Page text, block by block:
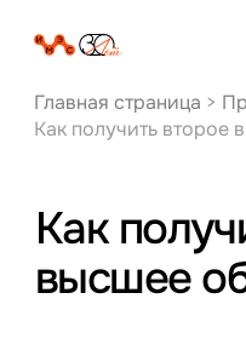
Главная страница >
Как получить второе
Как
высшее